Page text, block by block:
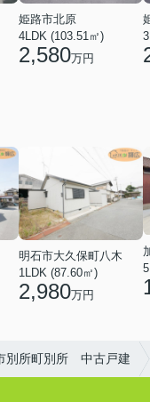
姫路市北原
4LDK (103.51㎡)
2,580万円
明石市大久保町八木
1LDK (87.60㎡)
2,980万円
別所町別所 中古戸建